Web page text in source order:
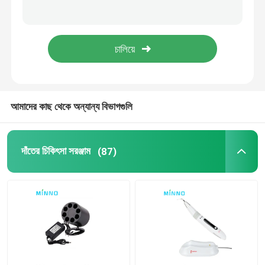
দাঁতের এলইডি আলো
ডেন্টাল অ্যানাস্থেসিয়া ইনজেক্টর
এন্ডোডনটিক পণ্য
আমাদের কাছ থেকে অন্যান্য বিভাগগুলি
দাঁতের চিকিৎসা সরঞ্জাম (87)